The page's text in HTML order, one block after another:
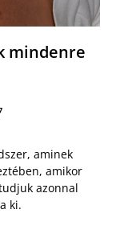
mindenre
aminek
amikor
azonnal
ki.